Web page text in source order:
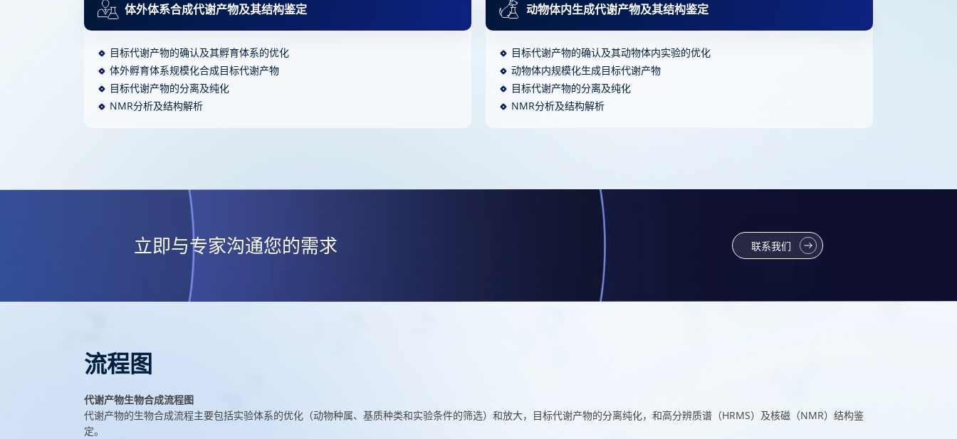
体外体系合成代谢产物及其结构鉴定
目标代谢产物的确认及其孵育体系的优化
体外孵育体系规模化合成目标代谢产物
目标代谢产物的分离及纯化
NMR分析及结构解析
动物体内生成代谢产物及其结构鉴定
目标代谢产物的确认及其动物体内实验的优化
动物体内规模化生成目标代谢产物
目标代谢产物的分离及纯化
NMR分析及结构解析
立即与专家沟通您的需求 联系我们
流程图
代谢产物生物合成流程图
代谢产物的生物合成流程主要包括实验体系的优化（动物种属、基质种类和实验条件的筛选）和放大，目标代谢产物的分离纯化，和高分辨质谱（HRMS）及核磁（NMR）结构鉴
定。